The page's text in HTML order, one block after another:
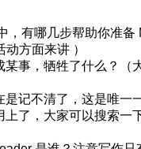
，有哪几步帮助你准备
方面来讲 ）
某事，牺牲了什么？（
是记不清了，这是唯一
上了，大家可以搜索一